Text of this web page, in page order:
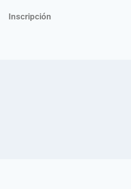
Inscripción